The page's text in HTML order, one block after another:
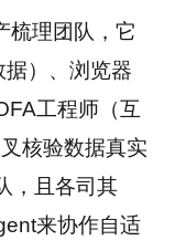
梳理团队，它
）、浏览器
工程师（互
核验数据真实
，且各司其
来协作自适